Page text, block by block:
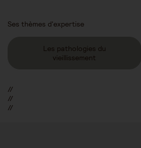
Ses thèmes d'expertise
Les pathologies du
vieillissement
//
//
//